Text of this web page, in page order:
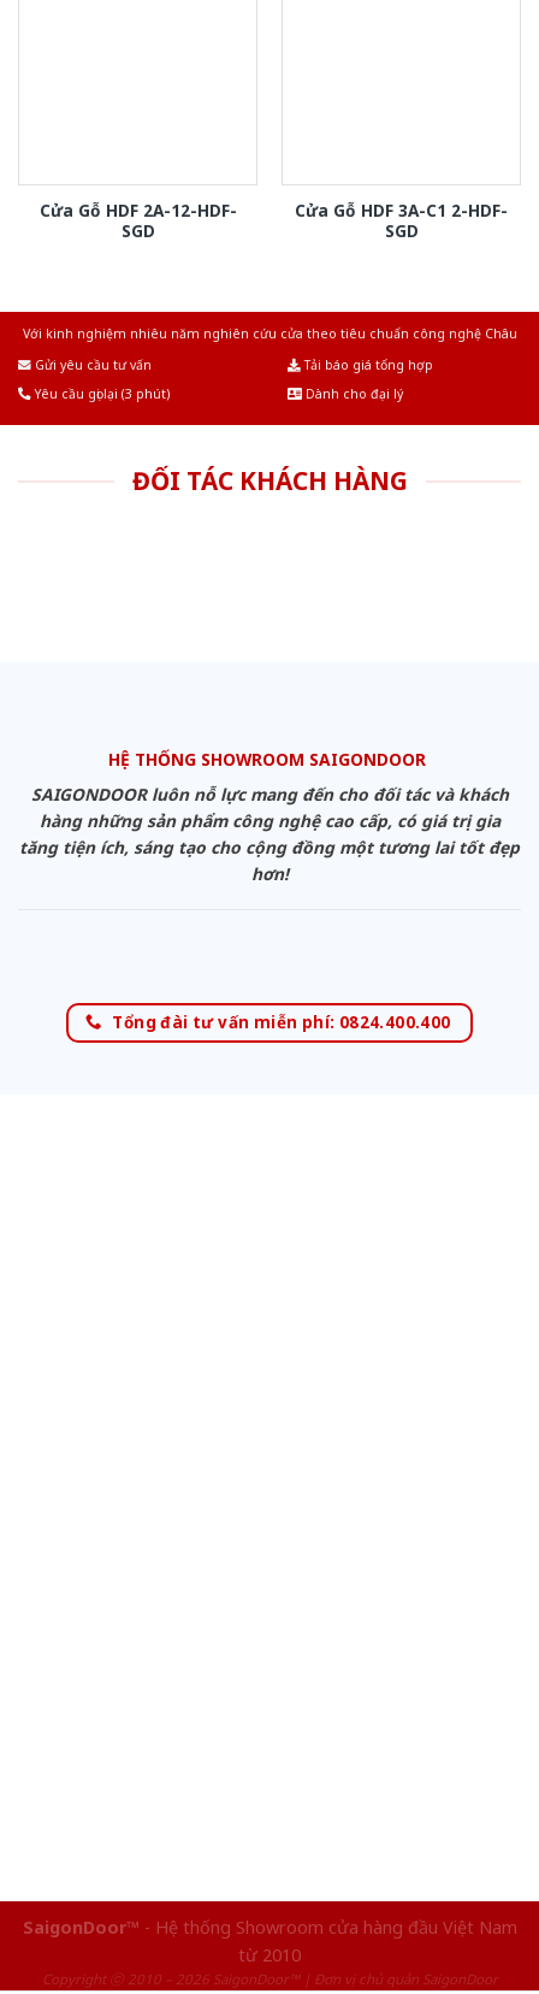
Cửa Gỗ HDF 2A-12-HDF-
SGD
Cửa Gỗ HDF 3A-C1 2-HDF-
SGD
Với kinh nghiệm nhiêu năm nghiên cứu cửa theo tiêu chuẩn công nghệ Châu
Gửi yêu cầu tư vấn
Tải báo giá tổng hợp
Yêu cầu gọi lại (3 phút)
Dành cho đại lý
ĐỐI TÁC KHÁCH HÀNG
HỆ THỐNG SHOWROOM SAIGONDOOR
SAIGONDOOR luôn nỗ lực mang đến cho đối tác và khách
hàng những sản phẩm công nghệ cao cấp, có giá trị gia
tăng tiện ích, sáng tạo cho cộng đồng một tương lai tốt đẹp
hơn!
Tổng đài tư vấn miễn phí: 0824.400.400
SaigonDoor™ - Hệ thống Showroom cửa hàng đầu Việt Nam
từ 2010
Copyright ⓒ 2010 – 2026 SaigonDoor™ | Đơn vị chủ quản SaigonDoor